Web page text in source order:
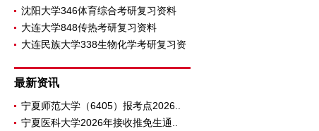
沈阳大学346体育综合考研复习资料
大连大学848传热考研复习资料
大连民族大学338生物化学考研复习资
最新资讯
宁夏师范大学（6405）报考点2026..
宁夏医科大学2026年接收推免生通..